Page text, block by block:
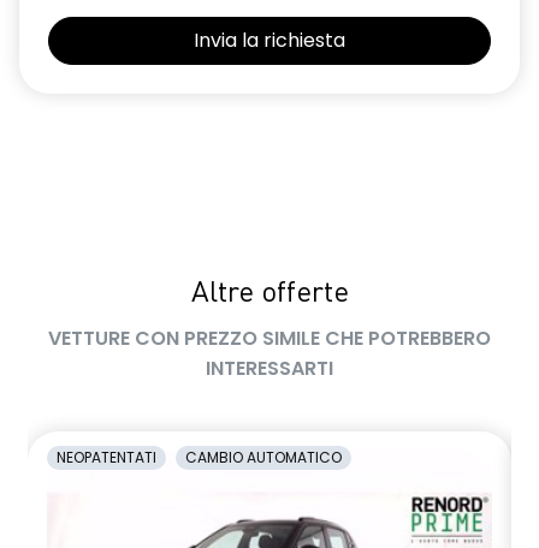
Selleria Stepway in tessuto blu e nero
Volante regolabile in altezza e profondità
Altre offerte
VETTURE CON PREZZO SIMILE CHE POTREBBERO
INTERESSARTI
NEOPATENTATI CAMBIO AUTOMATICO